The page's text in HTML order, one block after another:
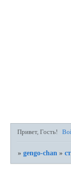
Привет, Гость!
»gengo-chan »